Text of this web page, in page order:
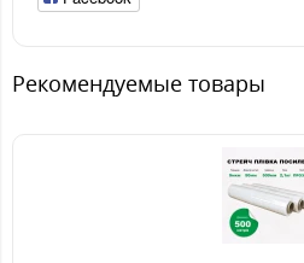
Рекомендуемые товары